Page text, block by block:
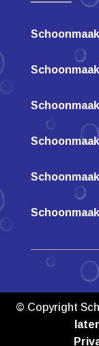
© Copyright